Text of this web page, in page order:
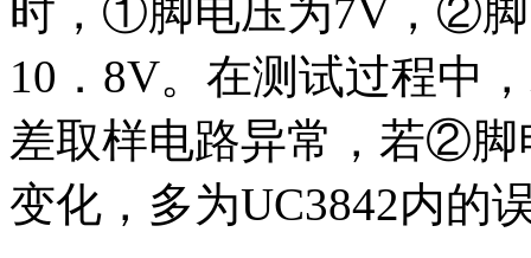
时，①脚电压为7V，②
10．8V。在测试过程中
差取样电路异常，若②
变化，多为UC3842内的